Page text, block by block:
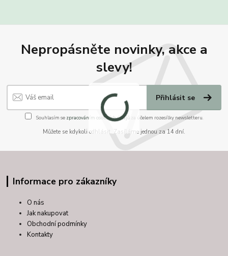
Nepropásněte novinky, akce a
slevy!
Přihlásit se
Souhlasím se zpracováním osobních údajůza účelem rozesílky newsletteru.
Můžete se kdykoli odhlásit. Zasíláme jednou za 14 dní.
Informace pro zákazníky
O nás
Jak nakupovat
Obchodní podmínky
Kontakty